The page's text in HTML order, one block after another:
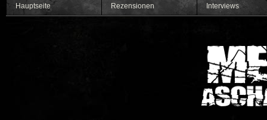
Hauptseite Rezensionen Interviews